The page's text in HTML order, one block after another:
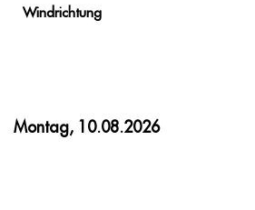
Windrichtung
Montag, 10.08.2026